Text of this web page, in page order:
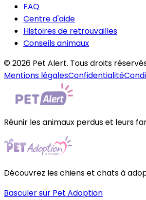
FAQ
Centre d'aide
Histoires de retrouvailles
Conseils animaux
© 2026 Pet Alert. Tous droits
Mentions légalesConfidentialité
Réunir les animaux perdus et leurs
Découvrez les chiens et chats à
Basculer sur Pet Adoption